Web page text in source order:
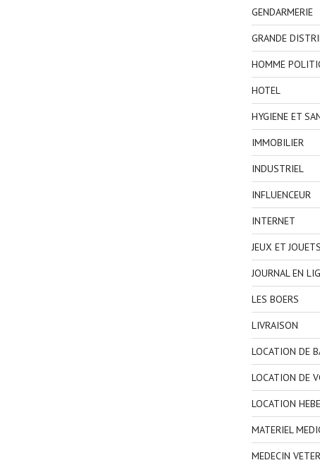
GENDARMERIE
GRANDE
HOMME
HOTEL
HYGIENE ET
IMMOBILIER
INDUSTRIEL
INFLUENCEUR
INTERNET
JEUX ET JOUETS
JOURNAL EN
LES BOERS
LIVRAISON
LOCATION DE
LOCATION DE
LOCATION
MATERIEL
MEDECIN